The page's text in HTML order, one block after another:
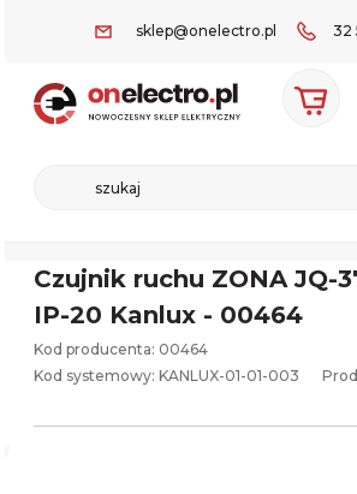
sklep@onelectro.pl 32
Czujnik ruchu ZONA JQ-
IP-20 Kanlux - 00464
Kod producenta: 00464
Kod systemowy: KANLUX-01-01-003